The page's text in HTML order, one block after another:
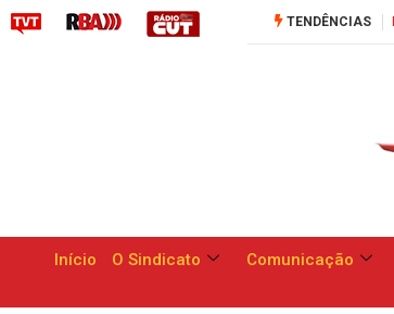
TENDÊNCIAS
de apresentar respostas às reivindicações dos trabalhadores
Início O Sindicato Comunicação